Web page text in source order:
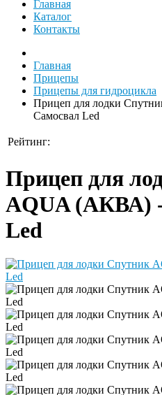
Главная
Каталог
Контакты
Главная
Прицепы
Прицепы для гидроцикла
Прицеп для лодки
Самосвал Led
Рейтинг:
Прицеп для
AQUA (АКВА)
Led